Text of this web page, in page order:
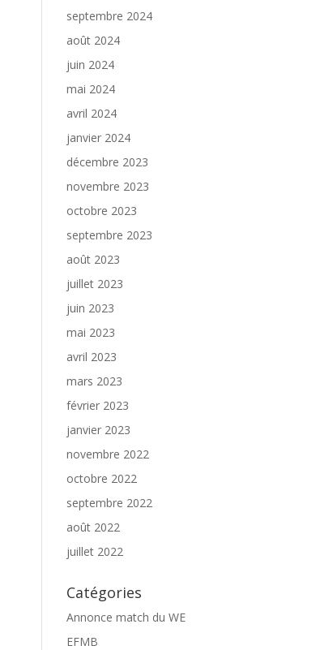
septembre 2024
août 2024
juin 2024
mai 2024
avril 2024
janvier 2024
décembre 2023
novembre 2023
octobre 2023
septembre 2023
août 2023
juillet 2023
juin 2023
mai 2023
avril 2023
mars 2023
février 2023
janvier 2023
novembre 2022
octobre 2022
septembre 2022
août 2022
juillet 2022
Catégories
Annonce match du WE
EFMB